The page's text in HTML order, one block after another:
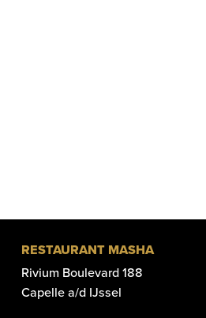
RESTAURANT MASHA
Rivium Boulevard 188
Capelle a/d IJssel